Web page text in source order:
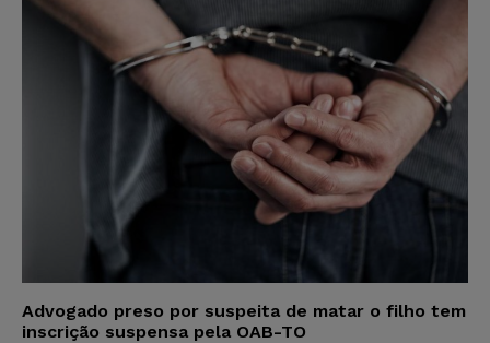
Advogado preso por suspeita de matar o filho tem
inscrição suspensa pela OAB-TO